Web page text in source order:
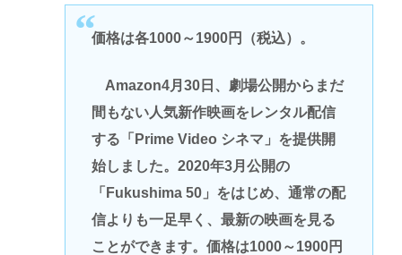
価格は各1000～1900円（税込）。
Amazon4月30日、劇場公開からまだ
間もない人気新作映画をレンタル配信
する「Prime Video シネマ」を提供開
始しました。2020年3月公開の
「Fukushima 50」をはじめ、通常の配
信よりも一足早く、最新の映画を見る
ことができます。価格は1000～1900円